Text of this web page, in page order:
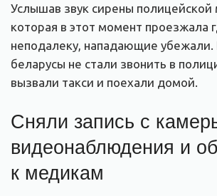
Услышав звук сирены полицейской
которая в этот момент проезжала
неподалеку, нападающие
беларусы не стали звонить в
вызвали такси и поехали домой.
Сняли запись с
видеонаблюдения и
к медикам